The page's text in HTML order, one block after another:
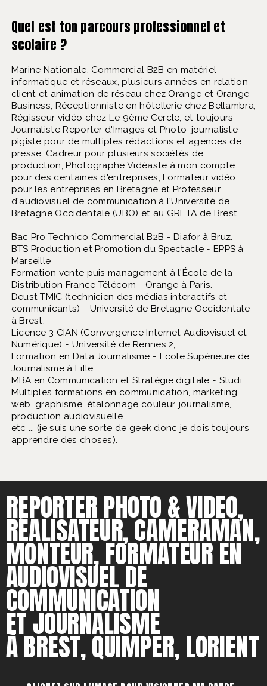
Quel est ton parcours professionnel et
scolaire ?
Marine Nationale, Commercial B2B en matériel
informatique et réseaux, plusieurs années en relation
client et animation de réseau chez Orange et Orange
Business, Réceptionniste en hôtellerie chez Bellambra,
Régisseur vidéo chez Le 9ème Cercle, et toujours
Journaliste Reporter d'Images et Photo-journaliste
pigiste pour de multiples rédactions et agences de
presse, Cadreur pour plusieurs sociétés de
production, Photographe Vidéaste à mon compte
pour des centaines d'entreprises, Formateur vidéo
pour les entreprises en Bretagne et Professeur
d'audiovisuel de communication à l'Université de
Bretagne Occidentale (UBO) et au GRETA de Brest ...
Bac Pro Technico Commercial B2B - Diafor à Bruz.
BTS Production et Promotion du Spectacle - EPPS à
Marseille
Formation vente puis management à l'École de la
Distribution France Télécom - Orange à Paris.
Deust TMIC (technicien des médias interactifs et
communicants) - Université de Bretagne Occidentale
à Brest.
Licence 3 CIAN (Convergence Internet Audiovisuel et
Numérique) - Université de Rennes 2,
Formation en Data Journalisme - Ecole Supérieure de
Journalisme à Lille,
MBA en Communication et Stratégie digitale - Studi,
Multiples formations en communication, marketing,
web, graphisme, étalonnage couleur, journalisme,
production audiovisuelle.
etc ... (je suis une sorte de geek donc je dois toujours
apprendre des choses).
REPORTER PHOTO & VIDEO,
RÉALISATEUR, CAMERAMAN,
MONTEUR, FORMATEUR EN
AUDIOVISUEL DE
COMMUNICATION
ET JOURNALISME
À BREST, QUIMPER, LORIENT